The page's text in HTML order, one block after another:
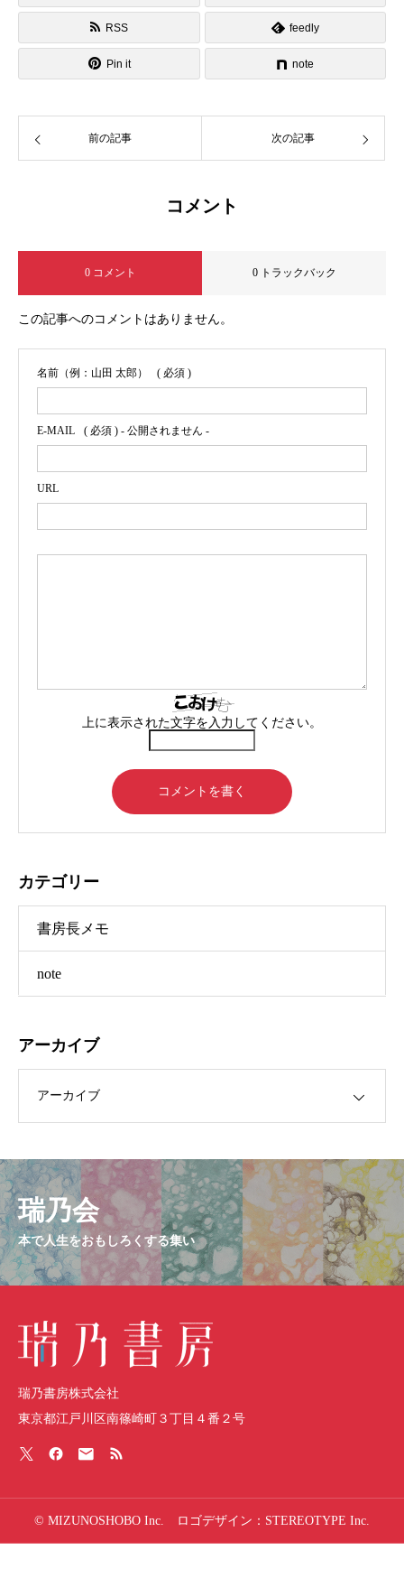
RSS feedly
Pin it note
前の記事 次の記事
コメント
0 コメント 0 トラックバック
この記事へのコメントはありません。
名前（例：山田 太郎） ( 必須 )
E-MAIL ( 必須 ) - 公開されません -
URL
上に表示された文字を入力してください。
カテゴリー
書房長メモ
note
アーカイブ
瑞乃会
本で人生をおもしろくする集い
瑞乃書房株式会社
東京都江戸川区南篠崎町３丁目４番２号
© MIZUNOSHOBO Inc. ロゴデザイン：STEREOTYPE Inc.